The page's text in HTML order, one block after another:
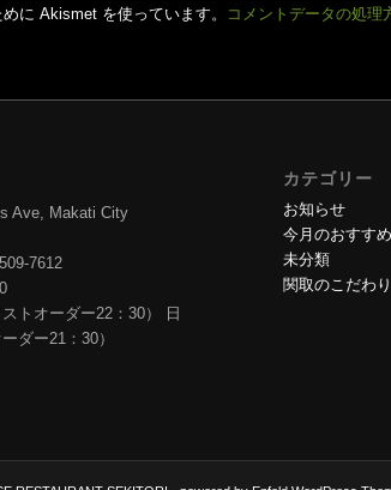
に Akismet を使っています。 コメントデータの処理
Ave, Makati City
7612
トオーダー22：30） 日
ダー21：30）
カテゴリー
お知らせ
今月のおすすめ
未分類
関取のこだわり